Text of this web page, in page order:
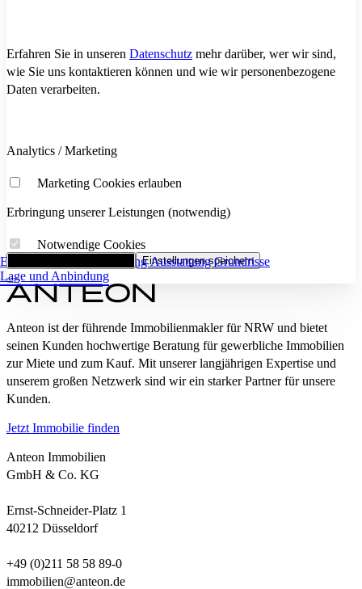
Eckdaten FlächenaufstellungAusstattungGrundrisse
Lage und Anbindung
Erfahren Sie in unseren Datenschutz mehr darüber, wer wir sind,
wie Sie uns kontaktieren können und wie wir personenbezogene
Daten verarbeiten.
Analytics / Marketing
Marketing Cookies erlauben
Erbringung unserer Leistungen (notwendig)
Notwendige Cookies
Einstellungen speichern
Anteon ist der führende Immobilienmakler für NRW und bietet
seinen Kunden hochwertige Beratung für gewerbliche Immobilien
zur Miete und zum Kauf. Mit unserer langjährigen Expertise und
unserem großen Netzwerk sind wir ein starker Partner für unsere
Kunden.
Jetzt Immobilie finden
Anteon Immobilien
GmbH & Co. KG
Ernst-Schneider-Platz 1
40212 Düsseldorf
+49 (0)211 58 58 89-0
immobilien@anteon.de